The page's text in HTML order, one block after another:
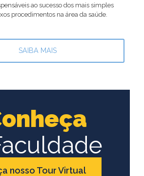
ao sucesso dos mais simples
procedimentos na área da saúde.
SAIBA MAIS
nosso Tour Virtual